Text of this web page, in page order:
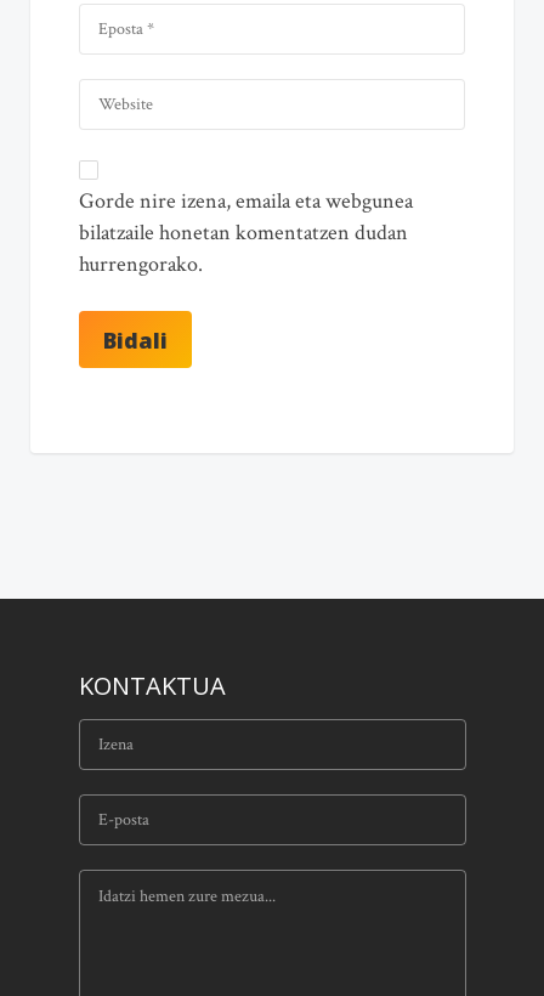
Gorde nire izena, emaila eta webgunea
bilatzaile honetan komentatzen dudan
hurrengorako.
KONTAKTUA